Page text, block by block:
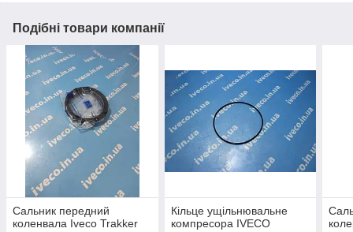
Подібні товари компанії
Сальник передний
коленвала Iveco Trakker
Кільце ущільнювальне
компресора IVECO